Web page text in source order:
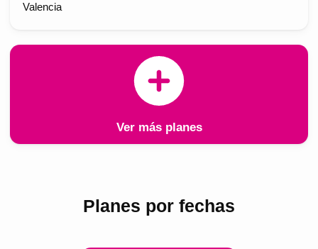
Valencia
Ver más planes
Planes por fechas